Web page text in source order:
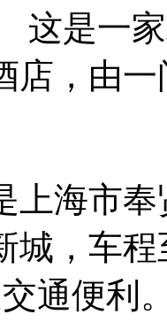
这是一
店，由
上海市
城，车
通便利